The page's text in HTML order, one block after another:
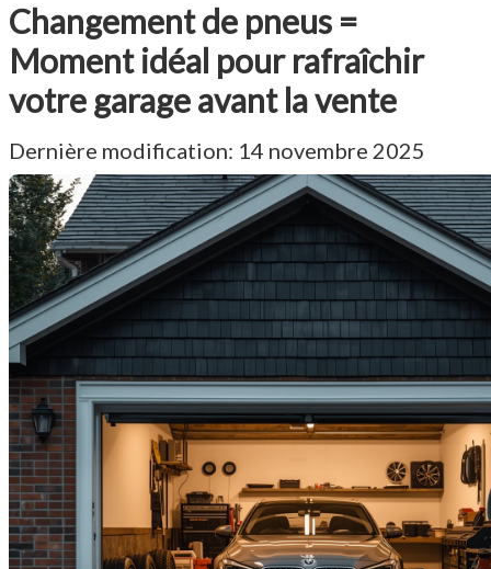
Changement de pneus =
Moment idéal pour rafraîchir
votre garage avant la vente
Dernière modification: 14 novembre 2025